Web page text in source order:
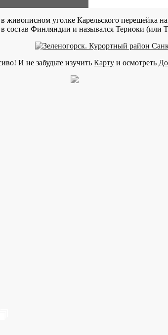
уголке Карельского перешейка
состав Финляндии и назывался Териоки (или
И не забудьте изучить Карту и осмотреть